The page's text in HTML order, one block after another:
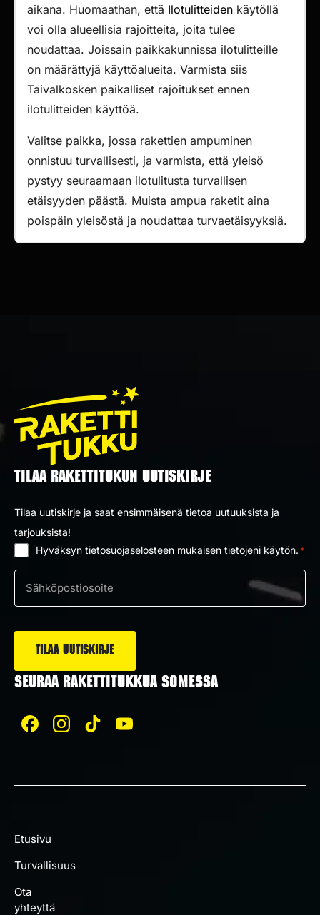
aikana. Huomaathan, että Ilotulitteiden käytöllä
voi olla alueellisia rajoitteita, joita tulee
noudattaa. Joissain paikkakunnissa ilotulitteille
on määrättyjä käyttöalueita. Varmista siis
Taivalkosken paikalliset rajoitukset ennen
ilotulitteiden käyttöä.
Valitse paikka, jossa rakettien ampuminen
onnistuu turvallisesti, ja varmista, että yleisö
pystyy seuraamaan ilotulitusta turvallisen
etäisyyden päästä. Muista ampua raketit aina
poispäin yleisöstä ja noudattaa turvaetäisyyksiä.
TILAA RAKETTITUKUN UUTISKIRJE
Tilaa uutiskirje ja saat ensimmäisenä tietoa uutuuksista ja
tarjouksista!
Hyväksyn tietosuojaselosteen mukaisen tietojeni käytön. *
Sähköposti
SEURAA RAKETTITUKKUA SOMESSA
Etusivu
Turvallisuus
Ota
yhteyttä